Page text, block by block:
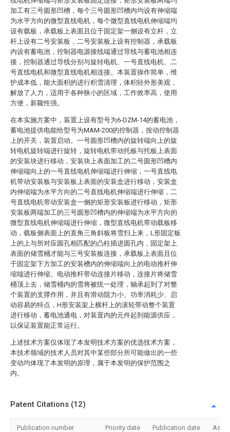
加工有三号圆形凹槽，每个三号圆形凹槽内均设有伸缩端
为水平方向的微型直线电机，每个微型直线电机伸缩端均
设有载板，承载板上表面且位于固定架一侧设有立杆，立
杆上设有二号安装板，二号安装板上设有控制器，承载板
内设有蓄电池，控制器电源接线端通过导线与蓄电池相连
接，控制器通过导线分别与旋转电机、一号直线电机、二
号直线电机和微型直线电机相连接。本装置操作简单，维
护成本低，能大面积的进行积雪清理，体积轻外形美观，
解放了人力，适用于各种狭小的区域，工作效率高，使用
方便，新颖性强。
在本实施方案中，装置上设有型号为6-DZM-14的蓄电池，
蓄电池提供电能给型号为MAM-200的控制器，按动控制器
上的开关，装置启动。一号圆形凹槽内的旋转端向上的旋
转电机旋转端进行旋转，旋转电机带动托板与托板上表面
的安装块进行移动，安装块上表面加工的二号圆形凹槽内
伸缩端向上的一号直线电机伸缩端进行伸缩，一号直线电
机带动安装板与安装板上表面的安装盒进行移动，安装盒
内伸缩端为水平方向的二号直线电机伸缩端进行伸缩，二
号直线电机带动安装盒一侧的矩形安装板进行移动，矩形
安装板两端加工的三号圆形凹槽内的伸缩端为水平方向的
微型直线电机伸缩端进行伸缩，微型直线电机带动载板移
动，载板侧表面上的直角三角斜板将雪扫上来，L形固定板
上的上与所对应圆孔相匹配的凸柱插进圆孔内，固定架上
表面的储雪桶才能与三号安装板连接，承载板上表面且位
于固定架下方加工的安装槽内的伸缩端向上的电动推杆伸
缩端进行伸缩。电动推杆带动连接片移动，连接片将储雪
桶顶上去，储雪桶内的雪将被统一处理，轴承起到了对整
个装置的支撑作用，并且有滑动阻力小、功率消耗少、启
动容易的特点，H形安装架上横杆上的滚轮带动整个装置
进行移动，蓄电池通电，对装置内的元件起到能源供应，
以保证装置能正常运行。
上述技术方案仅体现了本发明技术方案的优选技术方案，
本技术领域的技术人员对其中某些部分所可能做出的一些
变动均体现了本发明的原理，属于本发明的保护范围之
内。
Patent Citations (12)
Publication number Priority date Publication date